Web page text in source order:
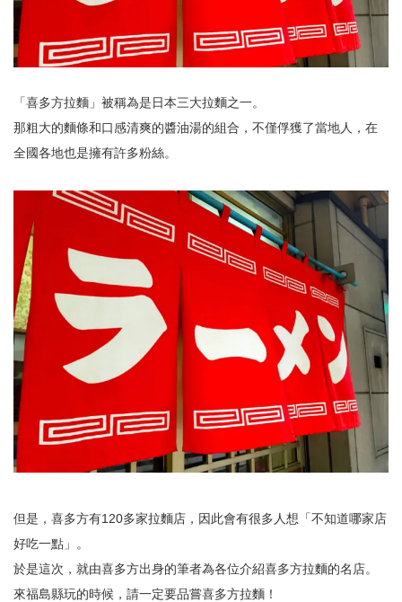
「喜多方拉麵」被稱為是日本三大拉麵之一。
那粗大的麵條和口感清爽的醬油湯的組合，不僅俘獲了當地人，在
全國各地也是擁有許多粉絲。
但是，喜多方有120多家拉麵店，因此會有很多人想「不知道哪家店
好吃一點」。
於是這次，就由喜多方出身的筆者為各位介紹喜多方拉麵的名店。
來福島縣玩的時候，請一定要品嘗喜多方拉麵！